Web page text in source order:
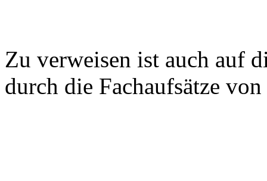
Zu verweisen ist auch auf
durch die Fachaufsätze